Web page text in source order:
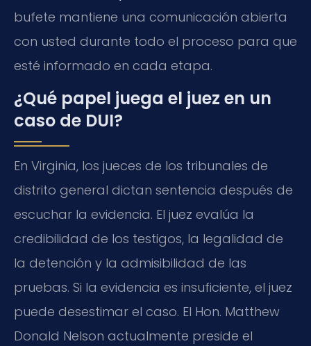
bufete mantiene una comunicación abierta
con usted durante todo el proceso para que
esté informado en cada etapa.
¿Qué papel juega el juez en un
caso de DUI?
En Virginia, los jueces de los tribunales de
distrito general dictan sentencia después de
escuchar la evidencia. El juez evalúa la
credibilidad de los testigos, la legalidad de
la detención y la admisibilidad de las
pruebas. Si la evidencia es insuficiente, el juez
puede desestimar el caso. El Hon. Matthew
Donald Nelson actualmente preside el